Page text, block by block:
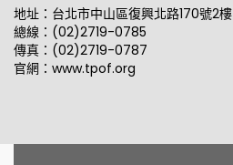
地址：台北市中山區復興北路170號2樓
總線：(02)2719-0785
傳真：(02)2719-0787
官網：www.tpof.org